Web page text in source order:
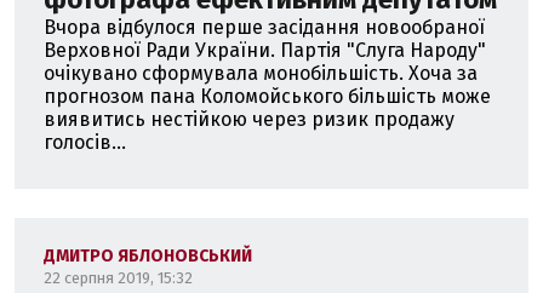
Вчора відбулося перше засідання новообраної
Верховної Ради України. Партія "Слуга Народу"
очікувано сформувала монобільшість. Хоча за
прогнозом пана Коломойського більшість може
виявитись нестійкою через ризик продажу
голосів...
ДМИТРО ЯБЛОНОВСЬКИЙ
22 серпня 2019, 15:32